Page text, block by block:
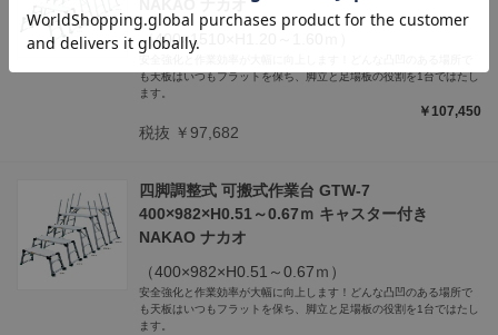
（400×1510×H1.20～1.60ｍ）
も天板はいつもフラットを保ち、脚立と足場板の役割を1台ではたし
ます。
￥107,450
税抜 ￥97,682
四脚調整式 可搬式作業台 GTW-7
400×982×H0.51～0.67ｍ キャスター付き
NAKAO ナカオ
（400×982×H0.51～0.67ｍ）
安全強化と作業効率が大幅に向上します！どんな凸凹のある場所で
も天板はいつもフラットを保ち、脚立と足場板の役割を1台ではたし
ます。